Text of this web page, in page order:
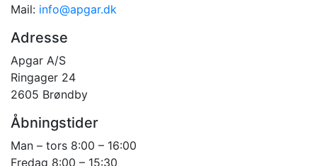
Mail: info@apgar.dk
Adresse
Apgar A/S
Ringager 24
2605 Brøndby
Åbningstider
Man – tors 8:00 – 16:00
Fredag 8:00 – 15:30